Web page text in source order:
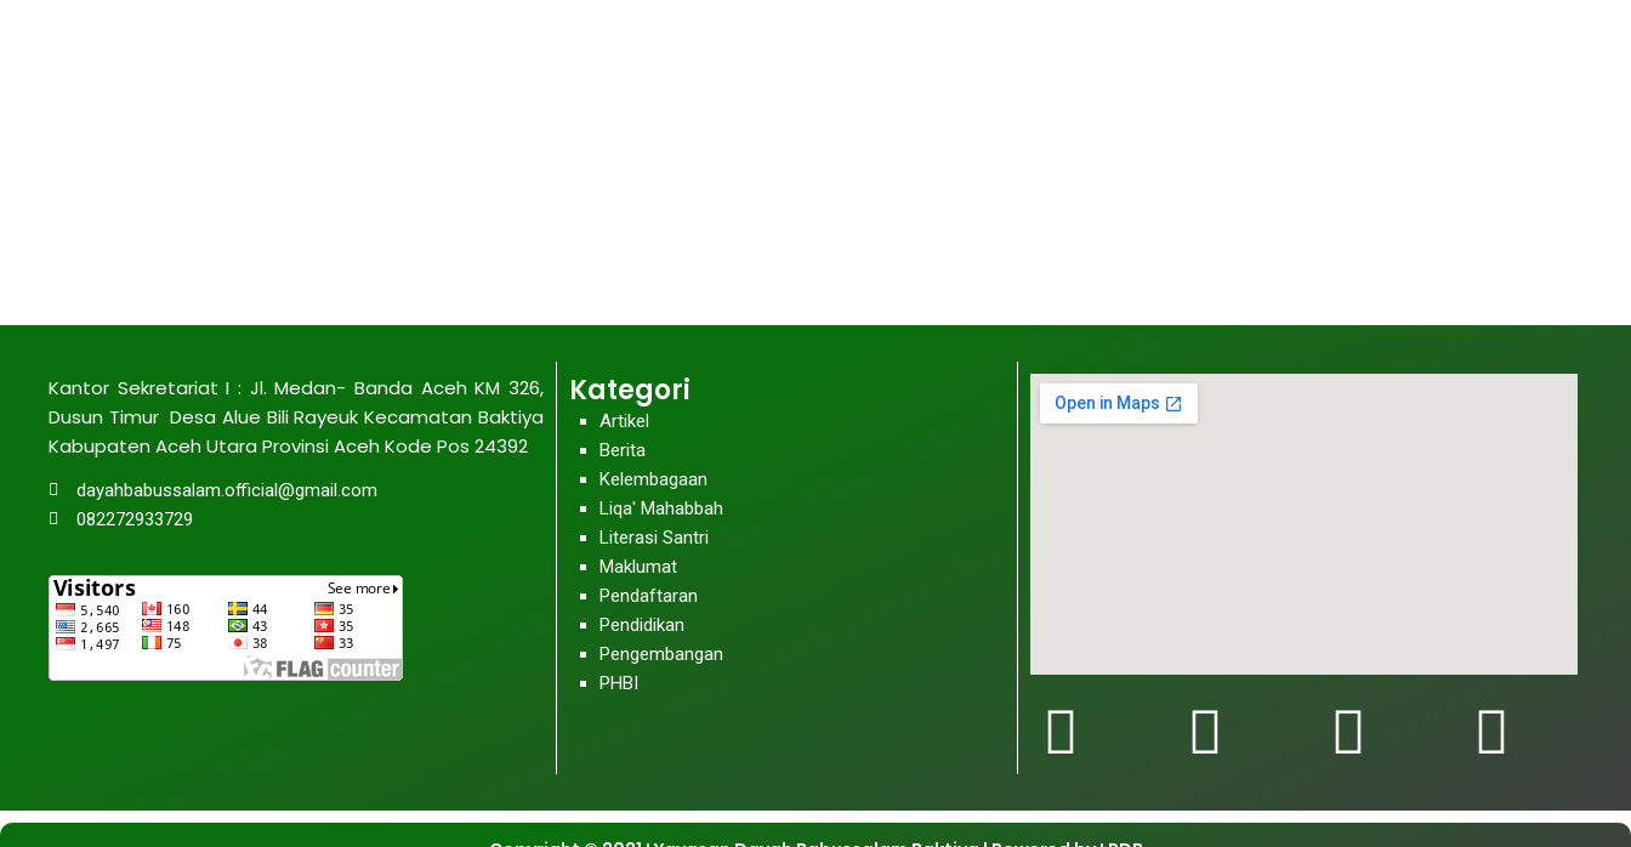
Kantor Sekretariat I : Jl. Medan- Banda Aceh KM 326,
Dusun Timur Desa Alue Bili Rayeuk Kecamatan Baktiya
Kabupaten Aceh Utara Provinsi Aceh Kode Pos 24392
dayahbabussalam.official@gmail.com
082272933729
Kategori
Artikel
Berita
Kelembagaan
Liqa' Mahabbah
Literasi Santri
Maklumat
Pendaftaran
Pendidikan
Pengembangan
PHBI